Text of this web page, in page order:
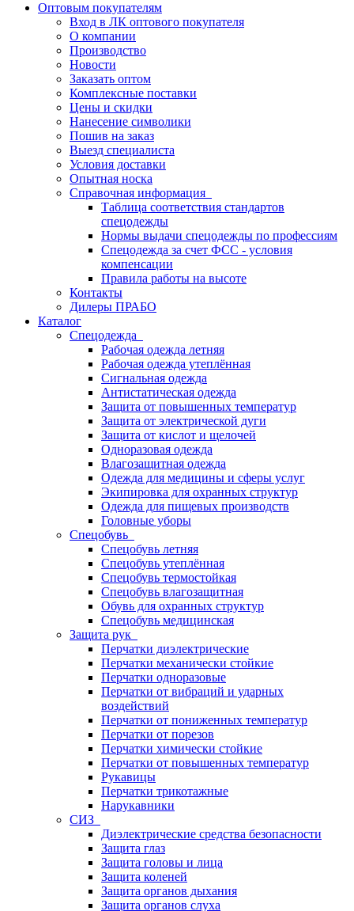
Оптовым покупателям
Вход в ЛК оптового покупателя
О компании
Производство
Новости
Заказать оптом
Комплексные поставки
Цены и скидки
Нанесение символики
Пошив на заказ
Выезд специалиста
Условия доставки
Опытная носка
Справочная информация
Таблица соответствия стандартов
спецодежды
Нормы выдачи спецодежды по профессиям
Спецодежда за счет ФСС - условия
компенсации
Правила работы на высоте
Контакты
Дилеры ПРАБО
Каталог
Спецодежда
Рабочая одежда летняя
Рабочая одежда утеплённая
Сигнальная одежда
Антистатическая одежда
Защита от повышенных температур
Защита от электрической дуги
Защита от кислот и щелочей
Одноразовая одежда
Влагозащитная одежда
Одежда для медицины и сферы услуг
Экипировка для охранных структур
Одежда для пищевых производств
Головные уборы
Спецобувь
Спецобувь летняя
Спецобувь утеплённая
Спецобувь термостойкая
Спецобувь влагозащитная
Обувь для охранных структур
Спецобувь медицинская
Защита рук
Перчатки диэлектрические
Перчатки механически стойкие
Перчатки одноразовые
Перчатки от вибраций и ударных
воздействий
Перчатки от пониженных температур
Перчатки от порезов
Перчатки химически стойкие
Перчатки от повышенных температур
Рукавицы
Перчатки трикотажные
Нарукавники
СИЗ
Диэлектрические средства безопасности
Защита глаз
Защита головы и лица
Защита коленей
Защита органов дыхания
Защита органов слуха